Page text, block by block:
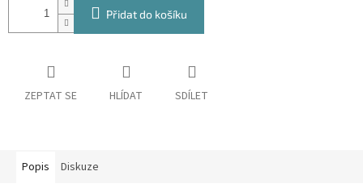
Přidat do košíku
ZEPTAT SE HLÍDAT SDÍLET
Popis Diskuze